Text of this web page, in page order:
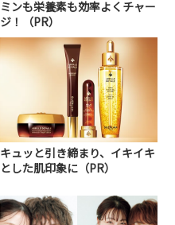
ミンも栄養素も効率よくチャー
ジ！（PR）
キュッと引き締まり、イキイキ
とした肌印象に（PR）